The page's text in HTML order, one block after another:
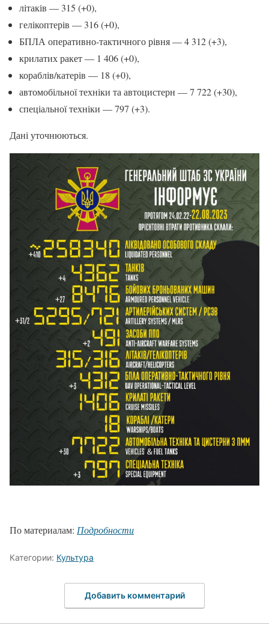
літаків — 315 (+0),
гелікоптерів — 316 (+0),
БПЛА оперативно-тактичного рівня — 4 312 (+3),
крилатих ракет — 1 406 (+0),
кораблів/катерів — 18 (+0),
автомобільної техніки та автоцистерн — 7 722 (+30),
спеціальної техніки — 797 (+3).
Дані уточнюються.
По материалам: Подробности
Категории: Культура
Добавить комментарий